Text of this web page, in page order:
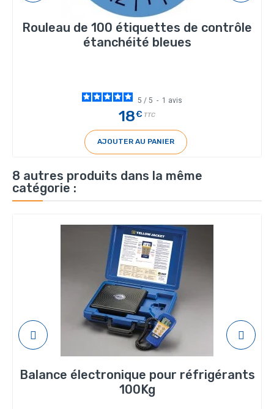
Rouleau de 100 étiquettes de contrôle
étanchéité bleues
5 / 5 - 1 avis
18€ TTC
AJOUTER AU PANIER
8 autres produits dans la même
catégorie :
Balance électronique pour réfrigérants
100Kg